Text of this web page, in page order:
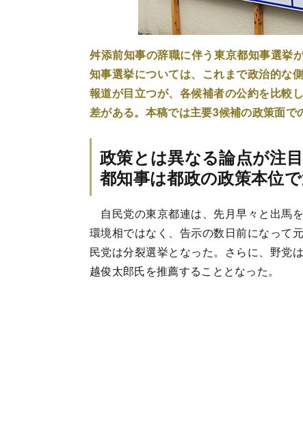
舛添前知事の辞職に伴う東京都知事選挙
知事選挙については、これまで政治的な
報道が目立つが、各候補者の公約を比較
差がある。本稿では主要3候補の政策面で
政策とは異なる論点が注
都知事は都政の政策本位
自民党の東京都連は、先月早々と出馬
環境相ではなく、告示の数日前になって
民党は分裂選挙となった。さらに、野党
越俊太郎氏を推薦することとなった。